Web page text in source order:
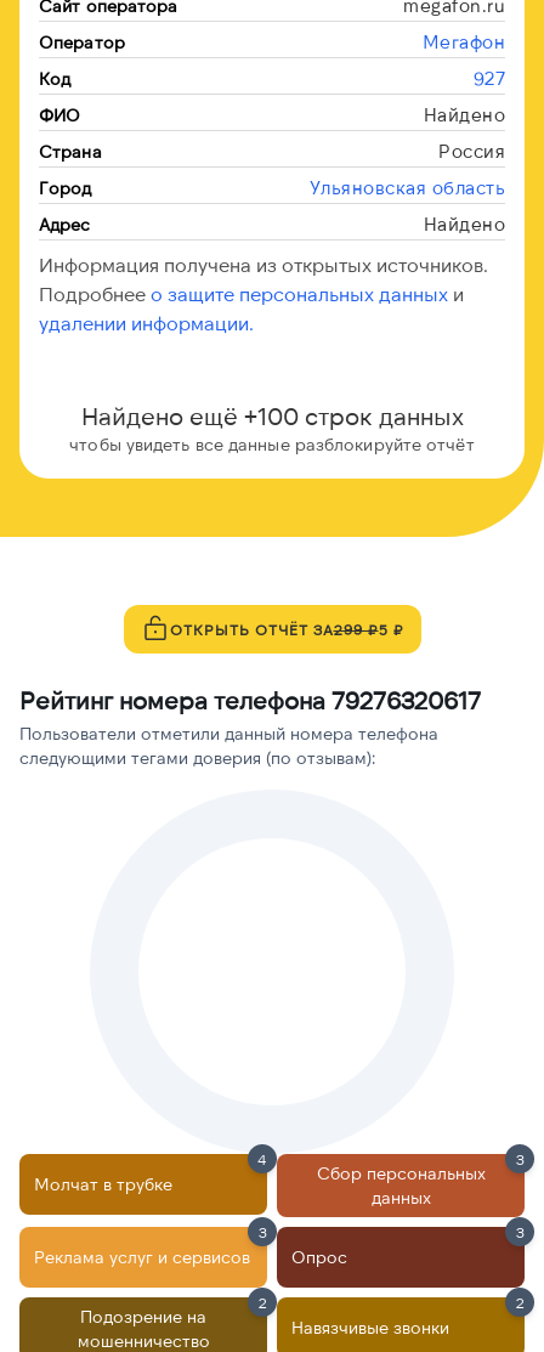
Сайт оператора megafon.ru
Оператор Мегафон
Код 927
ФИО Найдено
Страна Россия
Город Ульяновская область
Адрес Найдено
Информация получена из открытых источников.
Подробнее о защите персональных данных и
удалении информации.
Найдено ещё +100 строк данных
чтобы увидеть все данные разблокируйте отчёт
ОТКРЫТЬ ОТЧЁТ ЗА299 ₽5 ₽
Рейтинг номера телефона 79276320617
Пользователи отметили данный номера телефона
следующими тегами доверия (по отзывам):
Молчат в трубке
4
Сбор персональных
данных
3
Реклама услуг и сервисов
3
Опрос
3
Подозрение на
мошенничество
2
Навязчивые звонки
2